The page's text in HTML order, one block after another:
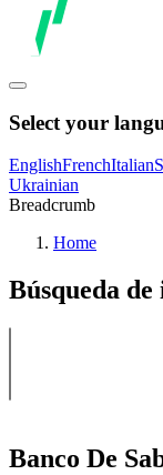
Select your
EnglishFrenchItalian
Ukrainian
Breadcrumb
Home
Búsqueda
Banco De